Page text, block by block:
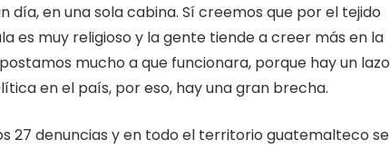
día, en una sola cabina. Sí creemos que por el tejido
es muy religioso y la gente tiende a creer más en la
mucho a que funcionara, porque hay un lazo
en el país, por eso, hay una gran brecha.
27 denuncias y en todo el territorio guatemalteco se